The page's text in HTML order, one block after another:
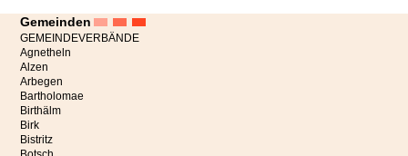
stabilisieren.
• Gemeinsame Rituale wie Gebet oder Gottesdienstbesuch fördern
Verbundenheit und
Kommunikation.
So zeigt etwa eine große Untersuchung des National Marriage Project in den
USA, dass Paare, die regelmäßig gemeinsam religiöse Praktiken pflegen,
deutlich häufiger von stabilen und glücklichen Beziehungen berichten als
Gemeinden
GEMEINDEVERBÄNDE
Agnetheln
Alzen
Arbegen
Bartholomae
Birthälm
Birk
Bistritz